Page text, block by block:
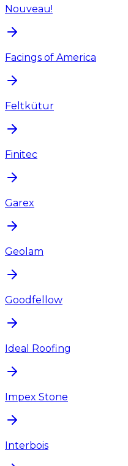
Nouveau!
Facings of America
Feltkütur
Finitec
Garex
Geolam
Goodfellow
Ideal Roofing
Impex Stone
Interbois